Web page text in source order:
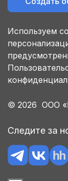
Используем
© 2026 ООО
Следите за